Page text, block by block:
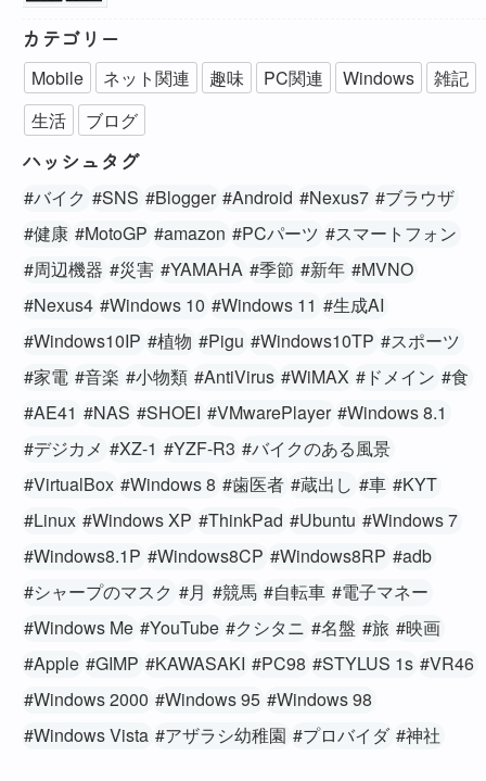
カテゴリー
Mobile ネット関連 趣味 PC関連 Windows
雑記
生活
ブログ
ハッシュタグ
#バイク #SNS #Blogger #Android #Nexus7 #ブラウザ
#健康 #MotoGP #amazon #PCパーツ #スマートフォン
#周辺機器 #災害 #YAMAHA #季節 #新年 #MVNO
#Nexus4 #Windows 10 #Windows 11 #生成AI
#Windows10IP #植物 #Pigu #Windows10TP #スポーツ
#家電 #音楽 #小物類 #AntiVirus #WiMAX #ドメイン #食
#AE41 #NAS #SHOEI #VMwarePlayer #Windows 8.1
#デジカメ #XZ-1 #YZF-R3 #バイクのある風景
#VirtualBox #Windows 8 #歯医者 #蔵出し #車 #KYT
#Linux #Windows XP #ThinkPad #Ubuntu #Windows 7
#Windows8.1P #Windows8CP #Windows8RP #adb
#シャープのマスク #月 #競馬 #自転車 #電子マネー
#Windows Me #YouTube #クシタニ #名盤 #旅 #映画
#Apple #GIMP #KAWASAKI #PC98 #STYLUS 1s #VR46
#Windows 2000 #Windows 95 #Windows 98
#Windows Vista #アザラシ幼稚園 #プロバイダ #神社